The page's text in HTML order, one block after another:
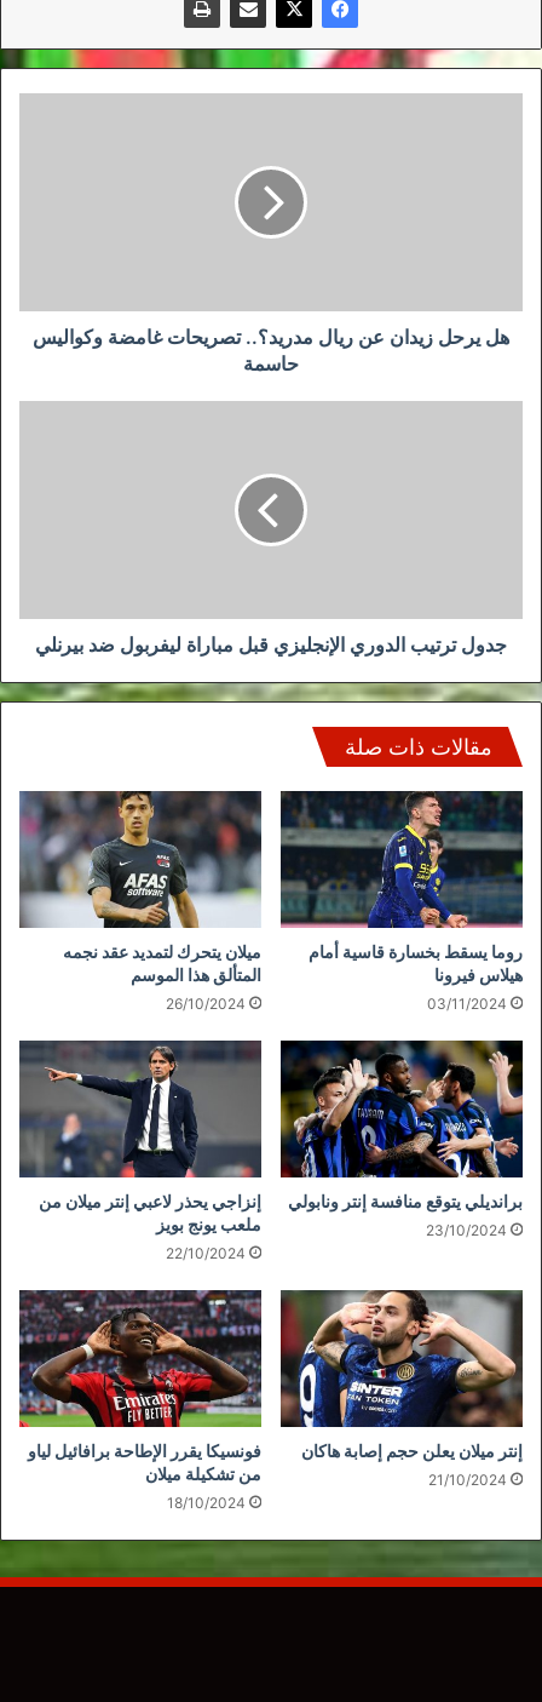
وكواليس
حاسمة
هل يرحل زيدان عن ريال مدريد؟.. تصريحات غامضة وكواليس
حاسمة
بيرنلي
جدول ترتيب الدوري الإنجليزي قبل مباراة ليفربول ضد بيرنلي
مقالات ذات صلة
روما يسقط بخسارة قاسية أمام
هيلاس فيرونا
03/11/2024
ميلان يتحرك لتمديد عقد نجمه
المتألق هذا الموسم
26/10/2024
برانديلي يتوقع منافسة إنتر ونابولي
23/10/2024
إنزاجي يحذر لاعبي إنتر ميلان من
ملعب يونج بويز
22/10/2024
إنتر ميلان يعلن حجم إصابة هاكان
21/10/2024
فونسيكا يقرر الإطاحة برافائيل لياو
من تشكيلة ميلان
18/10/2024